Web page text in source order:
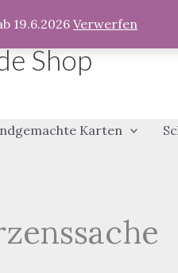
19.6.2026Verwerfen
Shop
Karten